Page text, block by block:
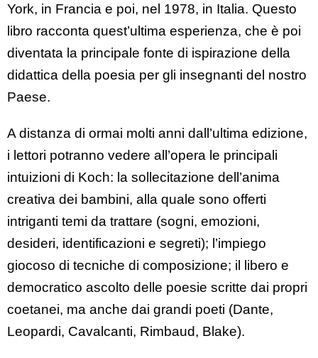
York, in Francia e poi, nel 1978, in Italia. Questo
libro racconta quest’ultima esperienza, che è poi
diventata la principale fonte di ispirazione della
didattica della poesia per gli insegnanti del nostro
Paese.
A distanza di ormai molti anni dall’ultima edizione,
i lettori potranno vedere all’opera le principali
intuizioni di Koch: la sollecitazione dell’anima
creativa dei bambini, alla quale sono offerti
intriganti temi da trattare (sogni, emozioni,
desideri, identificazioni e segreti); l’impiego
giocoso di tecniche di composizione; il libero e
democratico ascolto delle poesie scritte dai propri
coetanei, ma anche dai grandi poeti (Dante,
Leopardi, Cavalcanti, Rimbaud, Blake).